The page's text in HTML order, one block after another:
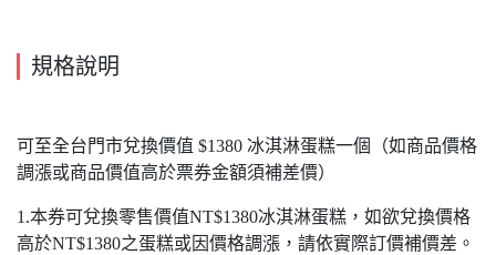
規格說明
可至全台門市兌換價值 $1380 冰淇淋蛋糕一個（如商品價格
調漲或商品價值高於票券金額須補差價）
1.本券可兌換零售價值NT$1380冰淇淋蛋糕，如欲兌換價格
高於NT$1380之蛋糕或因價格調漲，請依實際訂價補價差。